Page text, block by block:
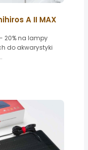
A II MAX
20% na lampy
do akwarystyki